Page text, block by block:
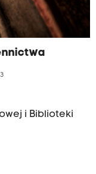
i Biblioteki